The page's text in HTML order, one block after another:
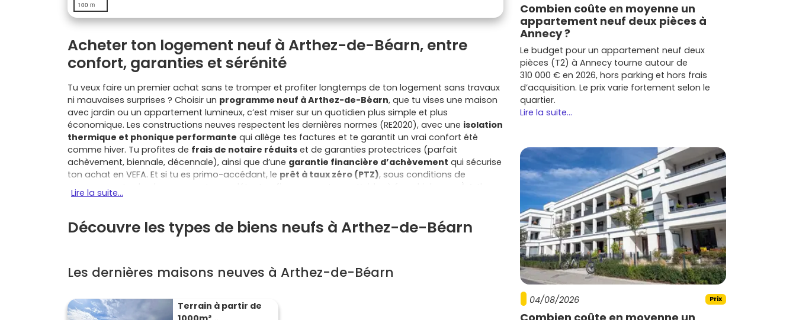
100 m
Acheter ton logement neuf à Arthez-de-Béarn, entre
confort, garanties et sérénité
Tu veux faire un premier achat sans te tromper et profiter longtemps de ton logement sans travaux
ni mauvaises surprises ? Choisir un programme neuf à Arthez-de-Béarn, que tu vises une maison
avec jardin ou un appartement lumineux, c’est miser sur un quotidien plus simple et plus
économique. Les constructions neuves respectent les dernières normes (RE2020), avec une isolation
thermique et phonique performante qui allège tes factures et te garantit un vrai confort été
comme hiver. Tu profites de frais de notaire réduits et de garanties protectrices (parfait
achèvement, biennale, décennale), ainsi que d’une garantie financière d’achèvement qui sécurise
ton achat en VEFA. Et si tu es primo-accédant, le prêt à taux zéro (PTZ), sous conditions de
ressources et selon la zone, peut compléter ton financement pour t’aider à franchir le pas. À Arthez-
de-Béarn, tu retrouves l’équilibre parfait entre nature et services de proximité, avec les pôles de vie
Navarrenx, Sault-de-Navailles, Maslacq, Lagor, Mont, Doazon ou Sauvelade à moins de 20 km pour
varier les ambiances au quotidien. Une maison neuve t’offre de beaux volumes, un extérieur facile à
bénéficies de prestations actuelles (cuisine ouverte, rangements optimisés, domotique,
choisissant unprogramme neuf à Arthez-de-Béarn
grâce à des dépenses maîtrisées dès le départ et à l’absence de gros travaux pendant des années ;
Lire la suite...
Découvre les types de biens neufs à Arthez-de-Béarn
Les dernières maisons neuves à Arthez-de-Béarn
Terrain à partir de
Combien coûte en moyenne un
appartement neuf deux pièces à
Annecy ?
Le budget pour un appartement neuf deux
pièces (T2) à Annecy tourne autour de
310 000 € en 2026, hors parking et hors frais
d’acquisition. Le prix varie fortement selon le
quartier.
Lire la suite...
04/08/2026 Prix